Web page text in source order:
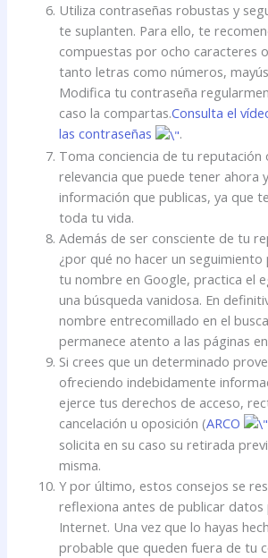
Utiliza contraseñas robustas y
te suplanten. Para ello, te
compuestas por ocho caracteres
tanto letras como números,
Modifica tu contraseña
caso la compartas.Consulta el
las contraseñas
.
Toma conciencia de tu reputación
relevancia que puede tener ahora
información que publicas, ya que
toda tu vida.
Además de ser consciente de tu
¿por qué no hacer un seguimiento
tu nombre en Google, practica el
una búsqueda vanidosa. En
nombre entrecomillado en el
permanece atento a las páginas
Si crees que un determinado
ofreciendo indebidamente
ejerce tus derechos de acceso,
cancelación u oposición (ARCO
solicita en su caso su retirada
misma.
Y por último, estos consejos se
reflexiona antes de publicar datos
Internet. Una vez que lo hayas
probable que queden fuera de tu